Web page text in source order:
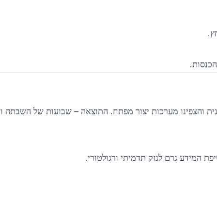
והצפינו מערכות יצור מפתח. התוצאה – שבועות של השבתה
המידע גרם לנזק תדמיתי ורגולטורי.